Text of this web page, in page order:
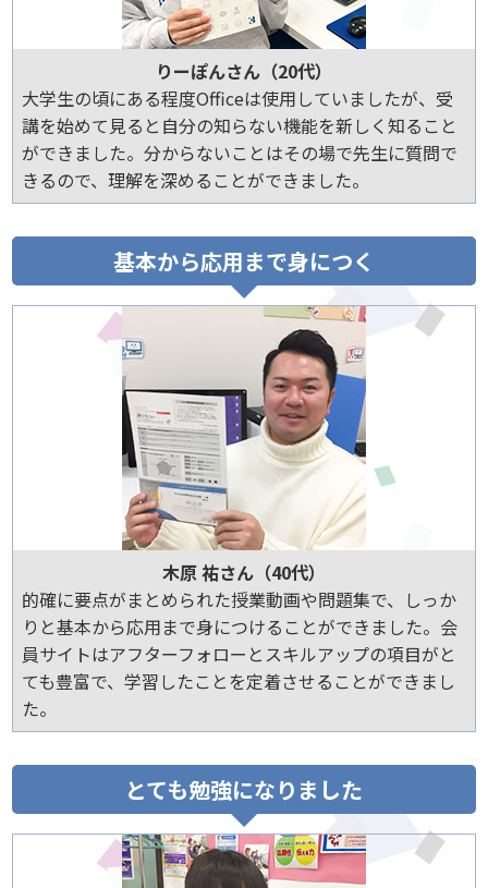
りーぽんさん（20代）
大学生の頃にある程度Officeは使用していましたが、受
講を始めて見ると自分の知らない機能を新しく知ること
ができました。分からないことはその場で先生に質問で
きるので、理解を深めることができました。
基本から応用まで身につく
木原 祐さん（40代）
的確に要点がまとめられた授業動画や問題集で、しっか
りと基本から応用まで身につけることができました。会
員サイトはアフターフォローとスキルアップの項目がと
ても豊富で、学習したことを定着させることができまし
た。
とても勉強になりました